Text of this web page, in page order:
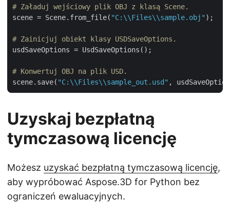
# Załaduj wejściowy plik OBJ z klasą Scene.
scene = Scene.from_file( "C:\\Files\\sample.obj" );
# Zainicjuj obiekt klasy USDSaveOptions.
usdSaveOptions = UsdSaveOptions();
# Konwertuj OBJ na plik USD.
scene.save( "C:\\Files\\sample_out.usd"
Uzyskaj bezpłatną
tymczasową licencję
Możesz uzyskać bezpłatną tymczasową licencję,
aby wypróbować Aspose.3D for Python bez
ograniczeń ewaluacyjnych.